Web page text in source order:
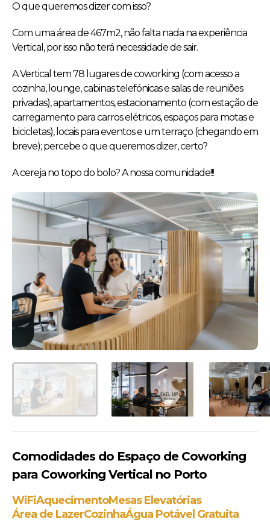
O que queremos dizer com isso?
Com uma área de 467m2, não falta nada na experiência
Vertical, por isso não terá necessidade de sair.
A Vertical tem 78 lugares de coworking (com acesso a
cozinha, lounge, cabinas telefónicas e salas de reuniões
privadas), apartamentos, estacionamento (com estação de
carregamento para carros elétricos, espaços para motas e
bicicletas), locais para eventos e um terraço (chegando em
breve); percebe o que queremos dizer, certo?
A cereja no topo do bolo? A nossa comunidade!!!
Comodidades do Espaço de Coworking
para Coworking Vertical no Porto
WiFiAquecimentoMesas Elevatórias
Área de LazerCozinhaÁgua Potável Gratuita